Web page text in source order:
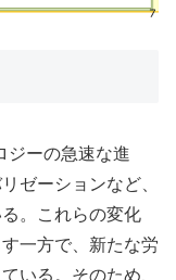
ジーの急速な進
ゼーションなど、
。これらの変化
一方で、新たな労
いる。そのため、